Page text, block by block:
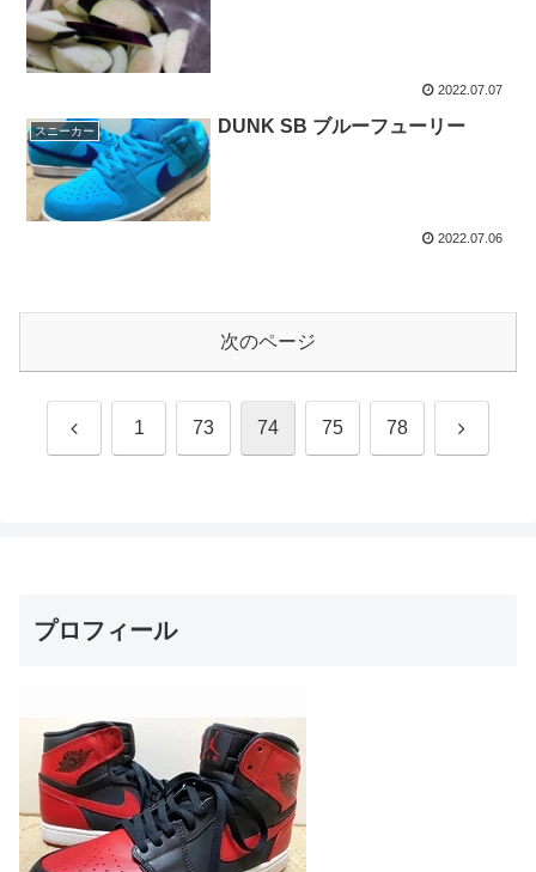
2022.07.07
スニーカー DUNK SB ブルーフューリー
2022.07.06
次のページ
前 1 73 74 75 78 次
プロフィール